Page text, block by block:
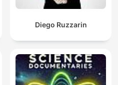
Diego Ruzzarin